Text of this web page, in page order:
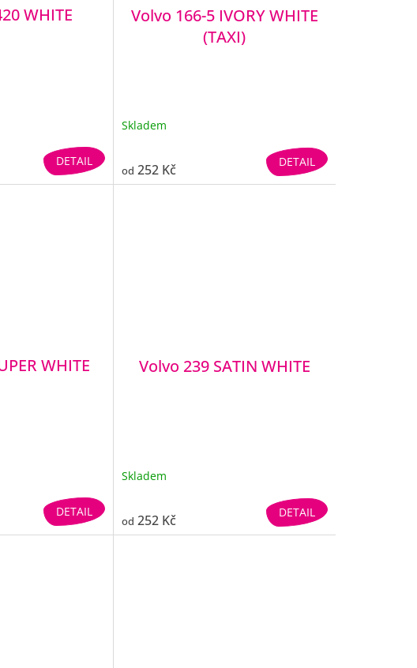
WHITE
DETAIL
Volvo 166-5 IVORY WHITE
(TAXI)
Skladem
od 252 Kč DETAIL
WHITE
DETAIL
Volvo 239 SATIN WHITE
Skladem
od 252 Kč DETAIL